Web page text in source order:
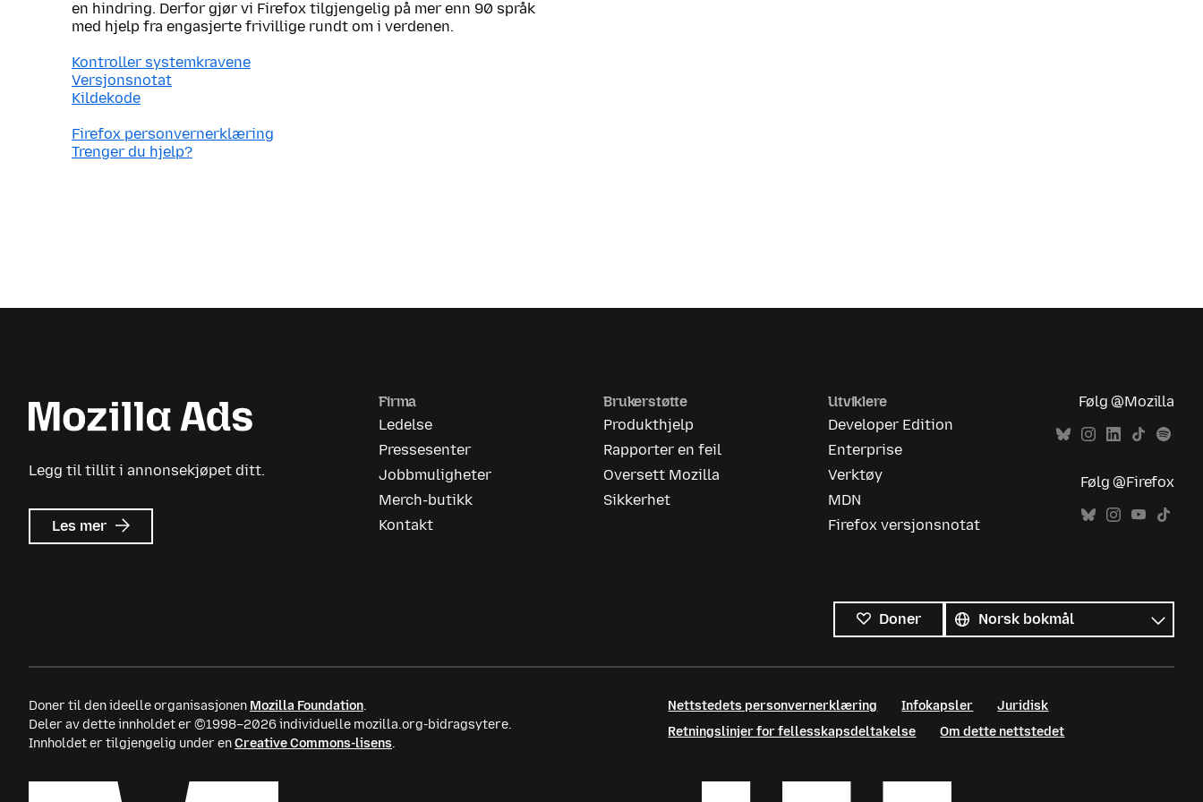
en hindring. Derfor gjør vi Firefox tilgjengelig på mer enn 90 språk
med hjelp fra engasjerte frivillige rundt om i verdenen.
Kontroller systemkravene
Versjonsnotat
Kildekode
Firefox personvernerklæring
Trenger du hjelp?
Legg til tillit i annonsekjøpet ditt.
Les mer om
Mozilla
Firma
Ledelse
Pressesenter
Jobbmuligheter
Merch-butikk
Kontakt
Brukerstøtte
Produkthjelp
Rapporter en feil
Oversett Mozilla
Sikkerhet
Utviklere
Developer Edition
Enterprise
Verktøy
MDN
Firefox versjonsnotat
Følg @Mozilla
Følg @Firefox
Doner
språk
Språk
Doner til den ideelle organisasjonen Mozilla Foundation.
Deler av dette innholdet er ©1998–2026 individuelle mozilla.org-bidragsytere.
Innholdet er tilgjengelig under enCreative Commons-lisens.
Nettstedets personvernerklæring Infokapsler
Juridisk
Retningslinjer for fellesskapsdeltakelse
Om dette nettstedet